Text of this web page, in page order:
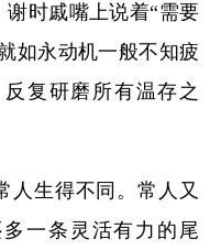
时戚嘴上说着“需要
如永动机一般不知疲
复研磨所有温存之
人生得不同。常人又
一条灵活有力的尾